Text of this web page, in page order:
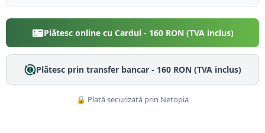
Plătesc online cu Cardul - 160RON (TVA inclus)
Plătesc prin transfer bancar - 160RON (TVA inclus)
🔒 Plată securizată prin Netopia